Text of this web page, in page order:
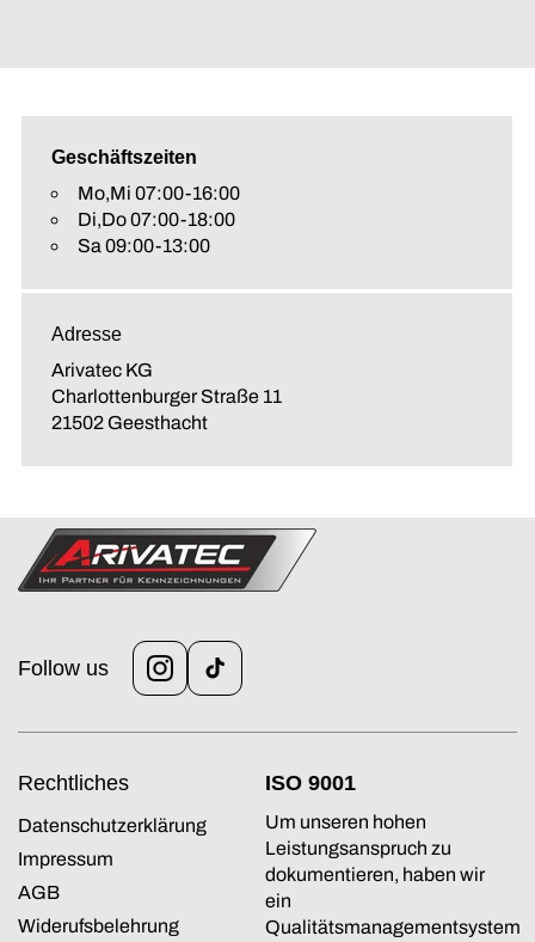
Geschäftszeiten
Mo,Mi 07:00-16:00
Di,Do 07:00-18:00
Sa 09:00-13:00
Adresse
Arivatec KG
Charlottenburger Straße 11
21502 Geesthacht
Follow us
Instagram
TikTok
Rechtliches
Datenschutzerklärung
Impressum
AGB
Widerufsbelehrung
ISO 9001
Um unseren hohen
Leistungsanspruch zu
dokumentieren, haben wir
ein
Qualitätsmanagementsystem